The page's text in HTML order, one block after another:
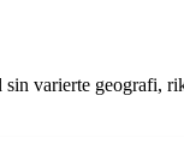
sin varierte geografi,